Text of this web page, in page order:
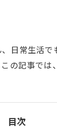
日常生活
記事で
目次